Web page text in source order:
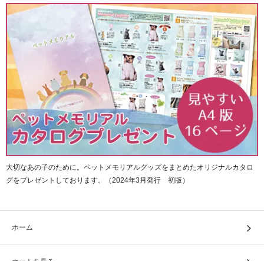
大切なあの子のために。ペットメモリアルグッズをまとめたオリジナルカタロ
グをプレゼントしております。（2024年3月発行 初版）
ホーム